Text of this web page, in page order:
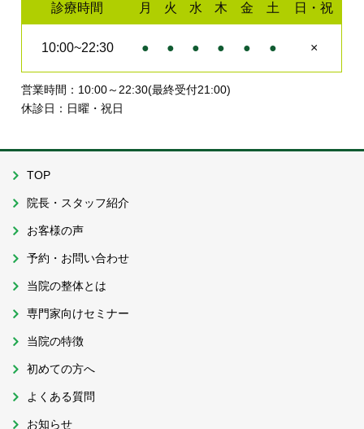
診療時間 月 火 水 木 金 土 日・祝
10:00~22:30 ● ● ● ● ● ● ×
営業時間：10:00～22:30(最終受付21:00)
休診日：日曜・祝日
TOP
院長・スタッフ紹介
お客様の声
予約・お問い合わせ
当院の整体とは
専門家向けセミナー
当院の特徴
初めての方へ
よくある質問
お知らせ